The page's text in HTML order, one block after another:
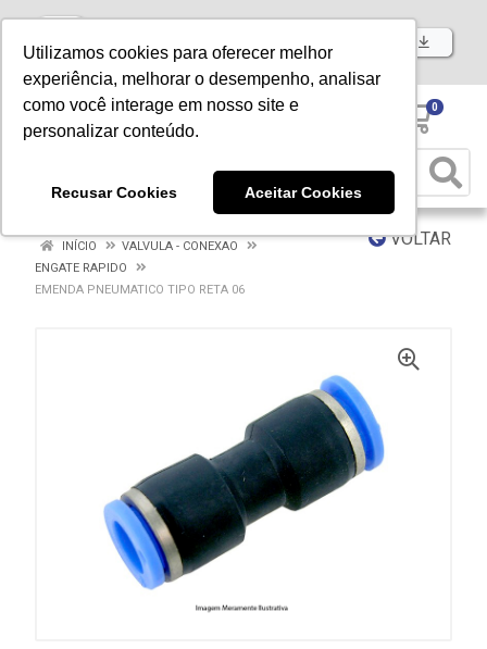
Utilizamos cookies para oferecer melhor
experiência, melhorar o desempenho, analisar
como você interage em nosso site e
personalizar conteúdo.
Recusar Cookies Aceitar Cookies
Baixe já nosso APP
0
VOLTAR
INÍCIO
VALVULA - CONEXAO
ENGATE RAPIDO
EMENDA PNEUMATICO TIPO RETA 06